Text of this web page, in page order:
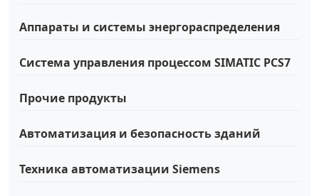
Аппараты и системы энергораспределения
Система управления процессом SIMATIC PCS7
Прочие продукты
Автоматизация и безопасность зданий
Техника автоматизации Siemens